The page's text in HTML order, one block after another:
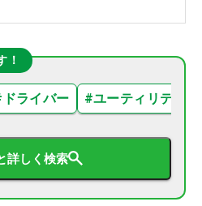
！
ドライバー #ユーティリティ
詳しく検索